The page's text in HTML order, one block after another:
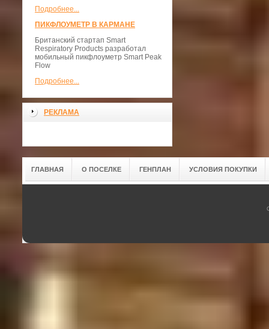
Подробнее...
ПИКФЛОУМЕТР В КАРМАНЕ
Британский стартап Smart
Respiratory Products разработал
мобильный пикфлоуметр Smart Peak
Flow
Подробнее...
РЕКЛАМА
ГЛАВНАЯ О ПОСЕЛКЕ ГЕНПЛАН УСЛОВИЯ ПОКУПКИ